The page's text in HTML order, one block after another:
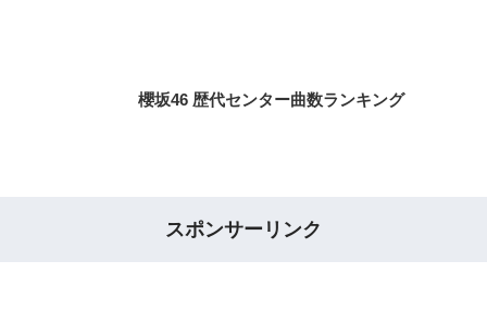
櫻坂46 歴代センター曲数ランキング
スポンサーリンク